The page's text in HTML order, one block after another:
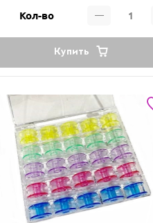
Кол-во
Купить